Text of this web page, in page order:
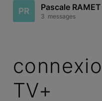
PR Pascale RAMET
3 messages
TV+